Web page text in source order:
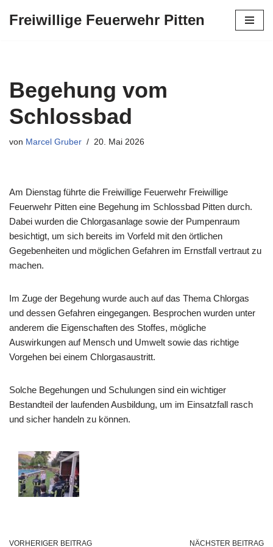
Freiwillige Feuerwehr Pitten
Begehung vom
Schlossbad
von Marcel Gruber 20. Mai 2026
Am Dienstag führte die Freiwillige Feuerwehr Freiwillige
Feuerwehr Pitten eine Begehung im Schlossbad Pitten durch.
Dabei wurden die Chlorgasanlage sowie der Pumpenraum
besichtigt, um sich bereits im Vorfeld mit den örtlichen
Gegebenheiten und möglichen Gefahren im Ernstfall vertraut zu
machen.
Im Zuge der Begehung wurde auch auf das Thema Chlorgas
und dessen Gefahren eingegangen. Besprochen wurden unter
anderem die Eigenschaften des Stoffes, mögliche
Auswirkungen auf Mensch und Umwelt sowie das richtige
Vorgehen bei einem Chlorgasaustritt.
Solche Begehungen und Schulungen sind ein wichtiger
Bestandteil der laufenden Ausbildung, um im Einsatzfall rasch
und sicher handeln zu können.
VORHERIGER BEITRAG NÄCHSTER BEITRAG